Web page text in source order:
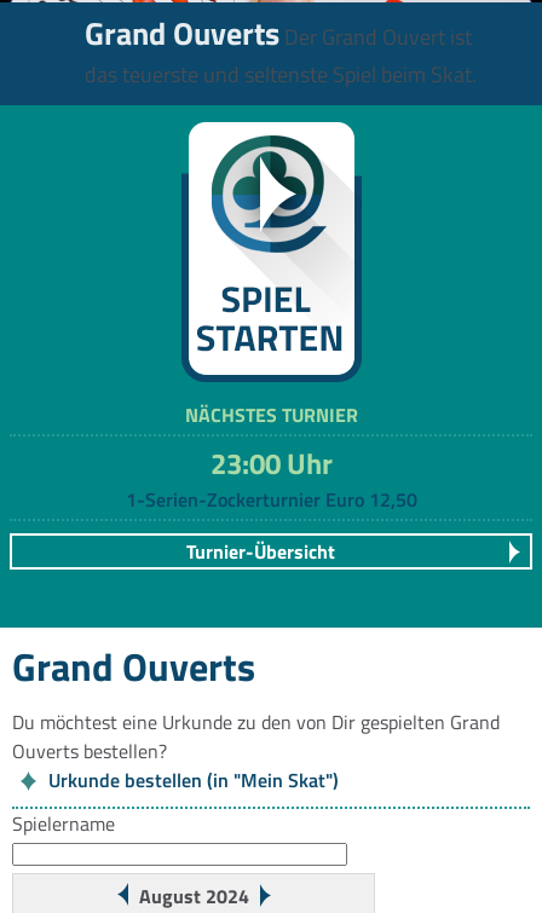
Grand OuvertsDer Grand Ouvert ist
das teuerste und seltenste Spiel beim Skat.
NÄCHSTES TURNIER
23:00 Uhr
1-Serien-Zockerturnier Euro 12,50
Turnier-Übersicht
Grand Ouverts
Du möchtest eine Urkunde zu den von Dir gespielten Grand
Ouverts bestellen?
Urkunde bestellen (in "Mein Skat")
Spielername
August 2024